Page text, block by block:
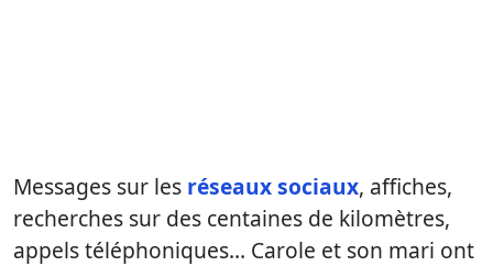
Messages sur les réseaux sociaux, affiches,
recherches sur des centaines de kilomètres,
appels téléphoniques… Carole et son mari ont